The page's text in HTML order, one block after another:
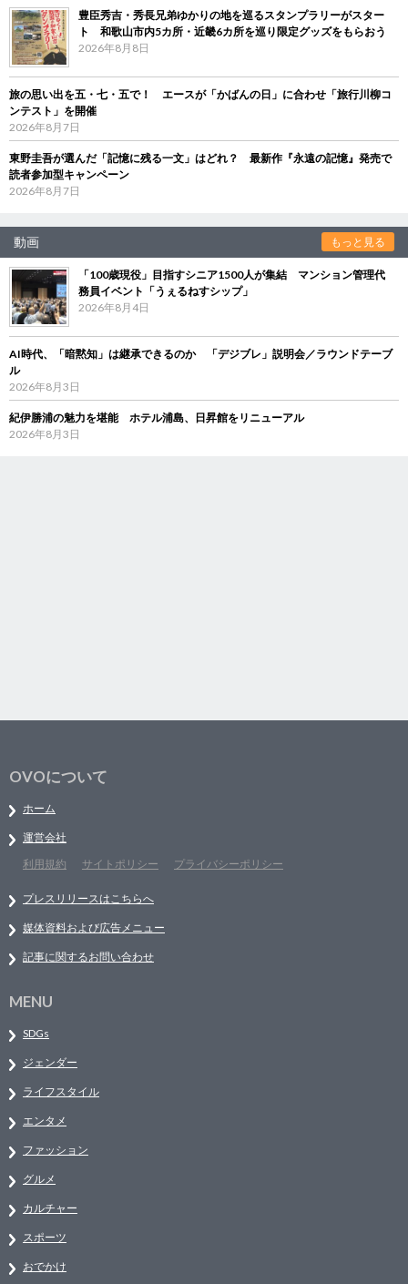
豊臣秀吉・秀長兄弟ゆかりの地を巡るスタンプラリーがスター
ト 和歌山市内5カ所・近畿6カ所を巡り限定グッズをもらおう
2026年8月8日
旅の思い出を五・七・五で！ エースが「かばんの日」に合わせ「旅行川柳コ
ンテスト」を開催
2026年8月7日
東野圭吾が選んだ「記憶に残る一文」はどれ？ 最新作『永遠の記憶』発売で
読者参加型キャンペーン
2026年8月7日
動画 もっと見る
「100歳現役」目指すシニア1500人が集結 マンション管理代
務員イベント「うぇるねすシップ」
2026年8月4日
AI時代、「暗黙知」は継承できるのか 「デジブレ」説明会／ラウンドテーブ
ル
2026年8月3日
紀伊勝浦の魅力を堪能 ホテル浦島、日昇館をリニューアル
2026年8月3日
OVOについて
ホーム
運営会社
利用規約
サイトポリシー プライバシーポリシー
プレスリリースはこちらへ
媒体資料および広告メニュー
記事に関するお問い合わせ
MENU
SDGs
ジェンダー
ライフスタイル
エンタメ
ファッション
グルメ
カルチャー
スポーツ
おでかけ